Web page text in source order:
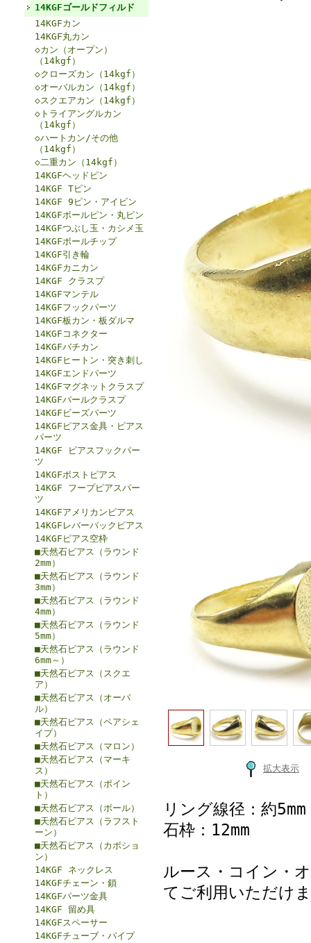
14KGFゴールドフィルド
14KGFカン
14KGF丸カン
◇カン（オープン）
（14kgf）
◇クローズカン（14kgf）
◇オーバルカン（14kgf）
◇スクエアカン（14kgf）
◇トライアングルカン
（14kgf）
◇ハートカン/その他
（14kgf）
◇二重カン（14kgf）
14KGFヘッドピン
14KGF Tピン
14KGF 9ピン・アイピン
14KGFボールピン・丸ピン
14KGFつぶし玉・カシメ玉
14KGFボールチップ
14KGF引き輪
14KGFカニカン
14KGF クラスプ
14KGFマンテル
14KGFフックパーツ
14KGF板カン・板ダルマ
14KGFコネクター
14KGFバチカン
14KGFヒートン・突き刺し
14KGFエンドパーツ
14KGFマグネットクラスプ
14KGFパールクラスプ
14KGFビーズパーツ
14KGFピアス金具・ピアス
パーツ
14KGF ピアスフックパー
ツ
14KGFポストピアス
14KGF フープピアスパー
ツ
14KGFアメリカンピアス
14KGFレバーバックピアス
14KGFピアス空枠
■天然石ピアス（ラウンド
2mm）
■天然石ピアス（ラウンド
3mm）
■天然石ピアス（ラウンド
4mm）
■天然石ピアス（ラウンド
5mm）
■天然石ピアス（ラウンド
6mm～）
■天然石ピアス（スクエ
ア）
■天然石ピアス（オーバ
ル）
■天然石ピアス（ペアシェ
イプ）
■天然石ピアス（マロン）
■天然石ピアス（マーキ
ス）
■天然石ピアス（ポイン
ト）
■天然石ピアス（ボール）
■天然石ピアス（ラフスト
ーン）
■天然石ピアス（カボショ
ン）
14KGF ネックレス
14KGFチェーン・鎖
14KGFパーツ金具
14KGF 留め具
14KGFスペーサー
14KGFチューブ・パイプ
拡大表示
リング線径：約5mm
石枠：12mm
ルース・コイン・
てご利用いただけ